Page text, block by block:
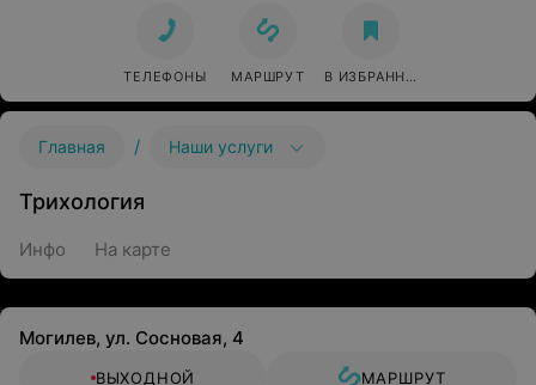
ТЕЛЕФОНЫ МАРШРУТ В ИЗБРАННОЕ
Главная / Наши услуги
Трихология
Инфо На карте
Могилев, ул. Сосновая, 4
ВЫХОДНОЙ МАРШРУТ